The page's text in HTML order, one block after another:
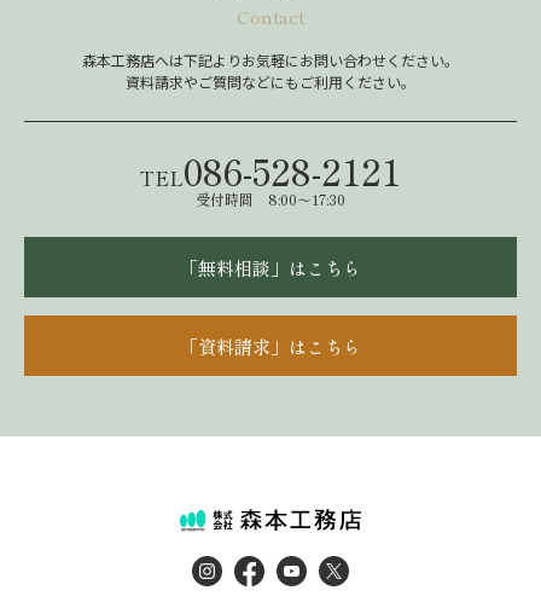
Contact
森本工務店へは下記よりお気軽にお問い合わせください。
資料請求やご質問などにもご利用ください。
TEL086-528-2121
受付時間 8:00～17:30
「無料相談」はこちら
「資料請求」はこちら